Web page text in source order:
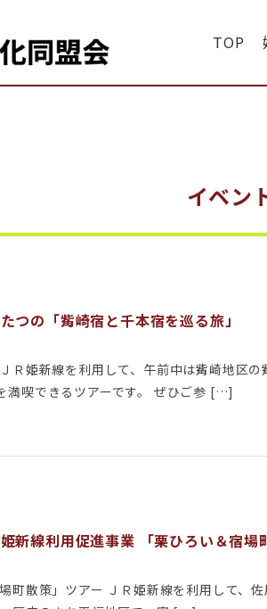
性化・同盟会
TOP
イベン
つの「觜崎宿と千本宿を巡る旅」
Ｒ姫新線を利用して、午前中は觜崎地区
満喫できるツアーです。 ぜひご参 […]
新線利用促進事業 「栗ひろい＆宿場
町散策」ツアー ＪＲ姫新線を利用して